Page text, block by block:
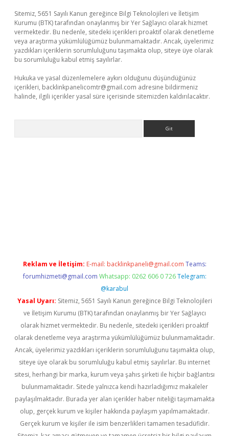
Sitemiz, 5651 Sayılı Kanun gereğince Bilgi Teknolojileri ve İletişim
Kurumu (BTK) tarafından onaylanmış bir Yer Sağlayıcı olarak hizmet
vermektedir. Bu nedenle, sitedeki içerikleri proaktif olarak denetleme
veya araştırma yükümlülüğümüz bulunmamaktadır. Ancak, üyelerimiz
yazdıkları içeriklerin sorumluluğunu taşımakta olup, siteye üye olarak
bu sorumluluğu kabul etmiş sayılırlar.
Hukuka ve yasal düzenlemelere aykırı olduğunu düşündüğünüz
içerikleri, backlinkpanelicomtr@gmail.com adresine bildirmeniz
halinde, ilgili içerikler yasal süre içerisinde sitemizden kaldırılacaktır.
Reklam ve İletişim: E-mail: backlinkpaneli@gmail.com Teams:
forumhizmeti@gmail.com Whatsapp: 0262 606 0 726 Telegram:
@karabul
Yasal Uyarı: Sitemiz, 5651 Sayılı Kanun gereğince Bilgi Teknolojileri
ve İletişim Kurumu (BTK) tarafından onaylanmış bir Yer Sağlayıcı
olarak hizmet vermektedir. Bu nedenle, sitedeki içerikleri proaktif
olarak denetleme veya araştırma yükümlülüğümüz bulunmamaktadır.
Ancak, üyelerimiz yazdıkları içeriklerin sorumluluğunu taşımakta olup,
siteye üye olarak bu sorumluluğu kabul etmiş sayılırlar. Bu internet
sitesi, herhangi bir marka, kurum veya şahıs şirketi ile hiçbir bağlantısı
bulunmamaktadır. Sitede yalnızca kendi hazırladığımız makaleler
paylaşılmaktadır. Burada yer alan içerikler haber niteliği taşımamakta
olup, gerçek kurum ve kişiler hakkında paylaşım yapılmamaktadır.
Gerçek kurum ve kişiler ile isim benzerlikleri tamamen tesadüfidir.